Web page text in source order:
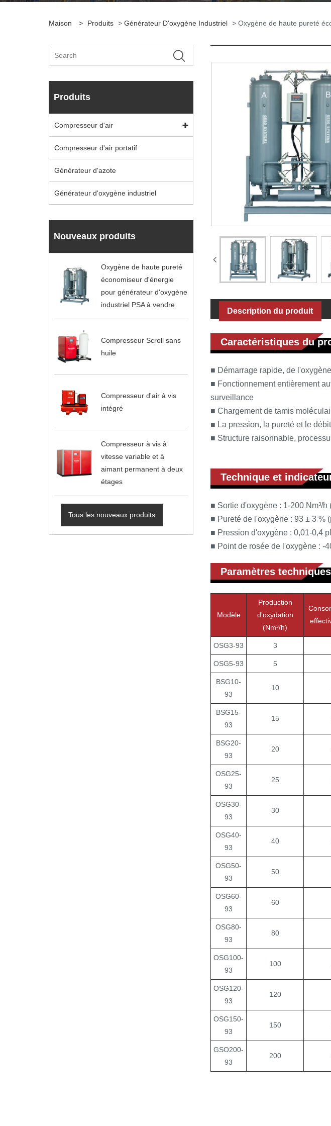
Maison > Produits > Générateur D'oxygène Industriel > Oxygène de haute pureté
Produits
Compresseur d'air
Compresseur d'air portatif
Générateur d'azote
Générateur d'oxygène industriel
Nouveaux produits
Oxygène de haute pureté
économiseur d'énergie
pour générateur d'oxygène
industriel PSA à vendre
Compresseur Scroll sans
huile
Compresseur d'air à vis
intégré
Compresseur à vis à
vitesse variable et à
aimant permanent à deux
étages
Tous les nouveaux produits
Description du produit
Caractéristiques du
■ Démarrage rapide, de
■ Fonctionnement entièrement
surveillance
■ Chargement de tamis
■ La pression, la pureté et le
■ Structure raisonnable,
Technique et
■ Sortie d'oxygène : 1-200 Nm³/
■ Pureté de l'oxygène : 93 ± 3 %
■ Pression d'oxygène : 0,01-0,4
■ Point de rosée de l'oxygène :
Paramètres techniques
Modèle
Production
d'oxydation
(Nm³/h)
OSG3-93 3
OSG5-93 5
BSG10-
93
10
BSG15-
93
15
BSG20-
93
20
OSG25-
93
25
OSG30-
93
30
OSG40-
93
40
OSG50-
93
50
OSG60-
93
60
OSG80-
93
80
OSG100-
93
100
OSG120-
93
120
OSG150-
93
150
GSO200-
93
200